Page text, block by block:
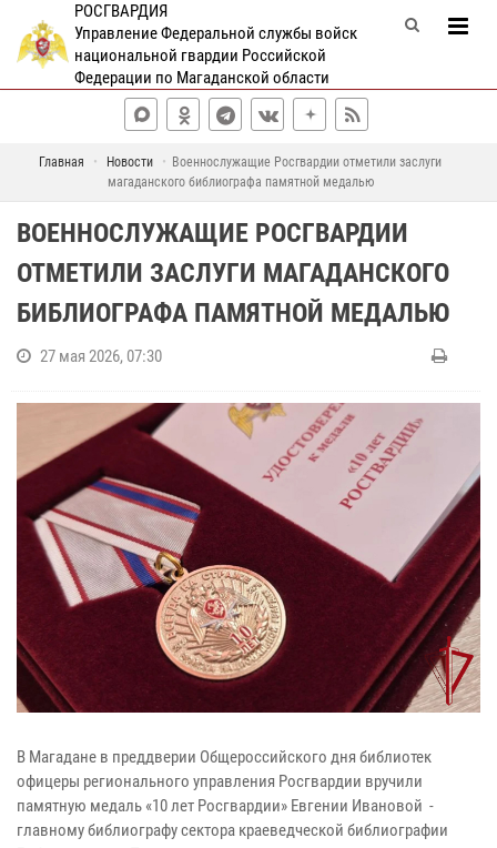
РОСГВАРДИЯ
Управление Федеральной службы войск
национальной гвардии Российской
Федерации по Магаданской области
Главная Новости
Военнослужащие Росгвардии отметили заслуги
магаданского библиографа памятной медалью
ВОЕННОСЛУЖАЩИЕ РОСГВАРДИИ
ОТМЕТИЛИ ЗАСЛУГИ МАГАДАНСКОГО
БИБЛИОГРАФА ПАМЯТНОЙ МЕДАЛЬЮ
27 мая 2026, 07:30
В Магадане в преддверии Общероссийского дня библиотек
офицеры регионального управления Росгвардии вручили
памятную медаль «10 лет Росгвардии» Евгении Ивановой -
главному библиографу сектора краеведческой библиографии